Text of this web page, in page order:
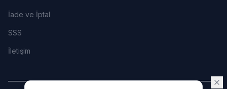
İade ve İptal
SSS
İletişim